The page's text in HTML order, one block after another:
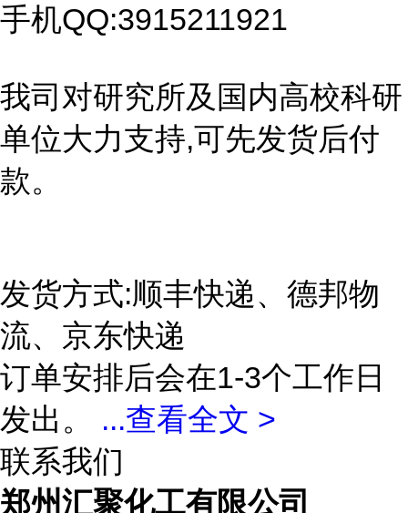
手机QQ:3915211921
我司对研究所及国内高校科研
单位大力支持,可先发货后付
款。
发货方式:顺丰快递、德邦物
流、京东快递
订单安排后会在1-3个工作日
发出。 ...查看全文 >
联系我们
郑州汇聚化工有限公司